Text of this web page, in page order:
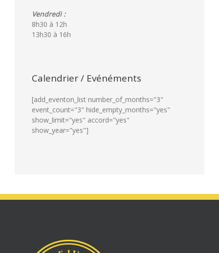
Vendredi :
8h30 à 12h
13h30 à 16h
Calendrier / Evénéments
[add_eventon_list number_of_months="3"
event_count="3" hide_empty_months="yes"
show_limit="yes" accord="yes"
show_year="yes"]